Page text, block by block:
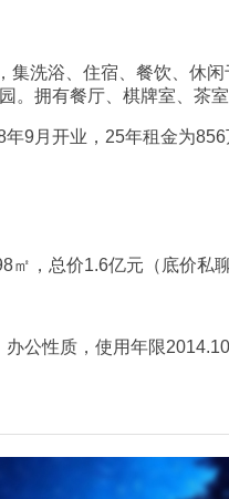
洗浴、住宿、餐饮、休
拥有餐厅、棋牌室、茶
9月开业，25年租金为
，总价1.6亿元（底价私
公性质，使用年限